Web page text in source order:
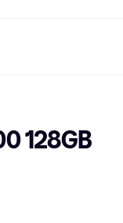
128GB